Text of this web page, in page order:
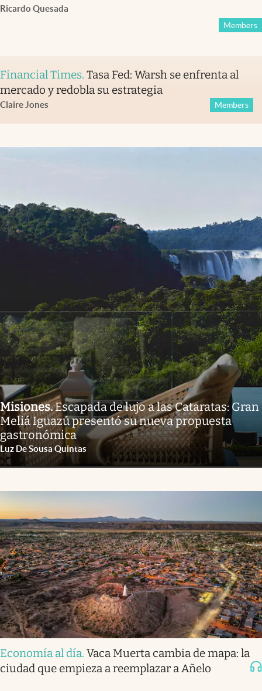
Ricardo Quesada
Members
Financial Times. Tasa Fed: Warsh se enfrenta al
mercado y redobla su estrategia
Claire Jones Members
Misiones.Escapada de lujo a las Cataratas: Gran
Meliá Iguazú presentó su nueva propuesta
gastronómica
Luz De Sousa Quintas
Economía al día. Vaca Muerta cambia de mapa: la
ciudad que empieza a reemplazar a Añelo